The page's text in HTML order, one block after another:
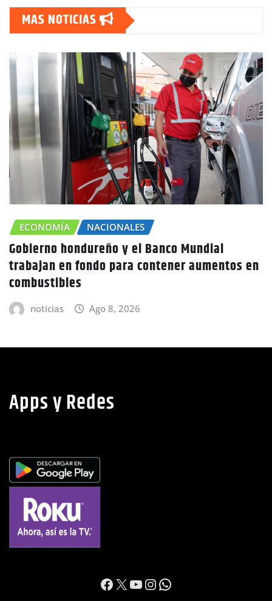
MAS NOTICIAS
CHOLUTECA ZONA SUR
Canícula agravaría la sequía en Honduras
advierte Copeco
noticias Ago 8, 2026
Apps y Redes
https://
X YouTube
Instagram
WhatsApp